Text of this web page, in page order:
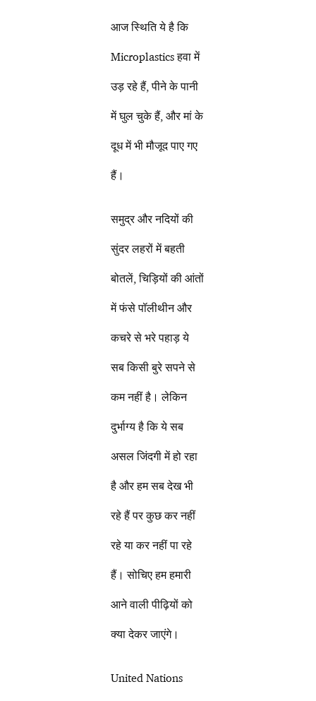
आज स्थिति ये है कि
Microplastics हवा में
उड़ रहे हैं, पीने के पानी
में घुल चुके हैं, और मां के
दूध में भी मौजूद पाए गए
हैं।
समुद्र और नदियों की
सुंदर लहरों में बहती
बोतलें, चिड़ियों की आंतों
में फंसे पॉलीथीन और
कचरे से भरे पहाड़ ये
सब किसी बुरे सपने से
कम नहीं है। लेकिन
दुर्भाग्य है कि ये सब
असल जिंदगी में हो रहा
है और हम सब देख भी
रहे हैं पर कुछ कर नहीं
रहे या कर नहीं पा रहे
हैं। सोचिए हम हमारी
आने वाली पीढ़ियों को
क्या देकर जाएंगे।
United Nations